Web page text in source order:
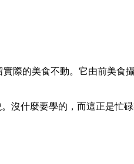
際的美食不動。它由前美食
什麼要學的，而這正是忙碌